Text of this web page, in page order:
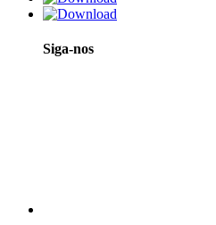
Siga-nos